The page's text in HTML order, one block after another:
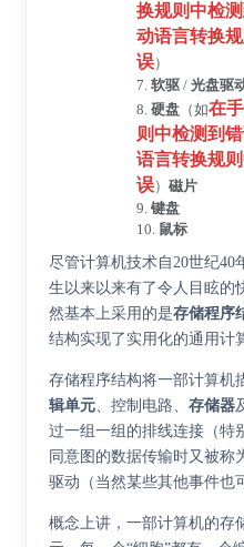
换规则中检
动语言转换
误）
7. 软驱 / 光盘驱
8. 硬盘 （如在
则中检测到
语言转换规
误） 磁片
9. 键盘
10. 鼠标
尽管计算机技术自20世纪
生以来以来有了令人目眩的
然基本上采用的是存储程序
结构实现了实用化的通用计
存储程序结构将一部计算机
辑单元 、控制电路、 存储器
过一组一组的排线连接（特
同意图的数据传输时又被称
驱动（当然某些其他事件也
概念上讲，一部计算机的存